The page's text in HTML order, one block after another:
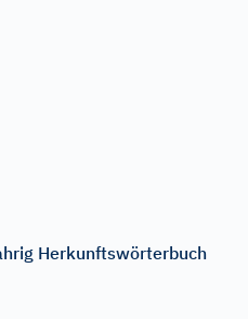
Herkunftswörterbuch